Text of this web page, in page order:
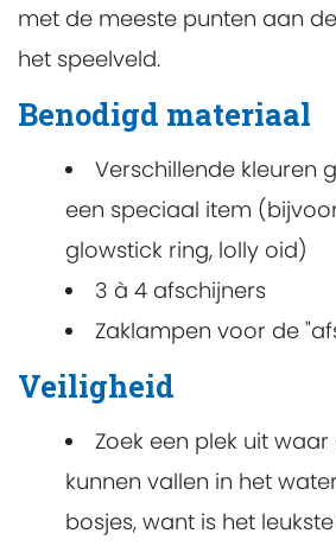
met de meeste punten aan
het speelveld.
Benodigd materiaal
Verschillende kleuren
een speciaal item
glowstick ring, lolly oid)
3 à 4 afschijners
Zaklampen voor de
Veiligheid
Zoek een plek uit
kunnen vallen in het
bosjes, want is het